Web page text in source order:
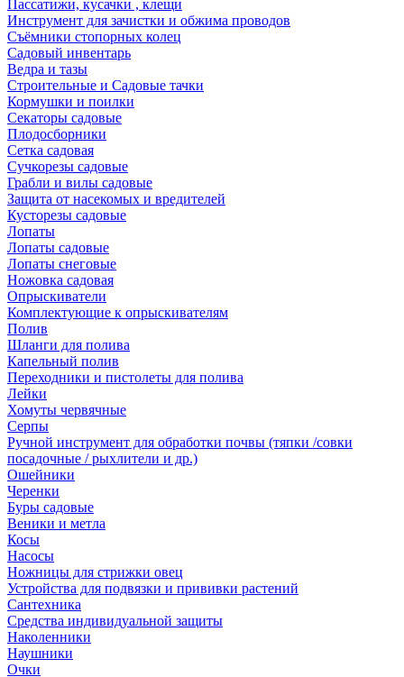
Пассатижи, кусачки , клещи
Инструмент для зачистки и обжима проводов
Съёмники стопорных колец
Садовый инвентарь
Ведра и тазы
Строительные и Садовые тачки
Кормушки и поилки
Секаторы садовые
Плодосборники
Сетка садовая
Сучкорезы садовые
Грабли и вилы садовые
Защита от насекомых и вредителей
Кусторезы садовые
Лопаты
Лопаты садовые
Лопаты снеговые
Ножовка садовая
Опрыскиватели
Комплектующие к опрыскивателям
Полив
Шланги для полива
Капельный полив
Переходники и пистолеты для полива
Лейки
Хомуты червячные
Серпы
Ручной инструмент для обработки почвы (тяпки /совки
посадочные / рыхлители и др.)
Ошейники
Черенки
Буры садовые
Веники и метла
Косы
Насосы
Ножницы для стрижки овец
Устройства для подвязки и прививки растений
Сантехника
Средства индивидуальной защиты
Наколенники
Наушники
Очки